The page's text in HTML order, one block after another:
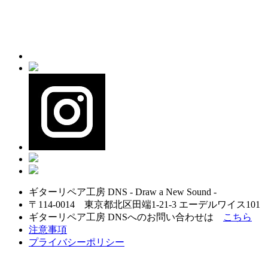
ギターリペア工房 DNS - Draw a New Sound -
〒114-0014 東京都北区田端1-21-3 エーデルワイス101
ギターリペア工房 DNSへのお問い合わせは
こちら
注意事項
プライバシーポリシー